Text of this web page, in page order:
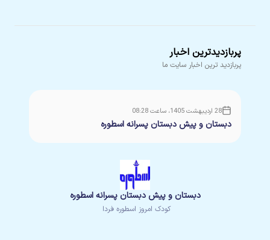
پربازدیدترین اخبار
پربازدید ترین اخبار سایت ما
28 اردیبهشت 1405، ساعت 08:28
دبستان و پیش دبستان پسرانه اسطوره
دبستان و پیش دبستان پسرانه اسطوره
کودک امروز اسطوره فردا